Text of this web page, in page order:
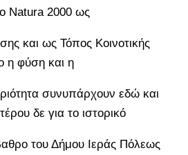
Natura 2000 ως
και ως Τόπος Κοινοτικής
η φύση και η
συνυπάρχουν εδώ και
δε για το ιστορικό
του Δήμου Ιεράς Πόλεως